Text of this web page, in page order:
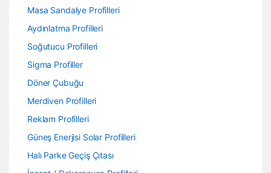
Masa Sandalye Profilleri
Aydınlatma Profilleri
Soğutucu Profilleri
Sigma Profiller
Döner Çubuğu
Merdiven Profilleri
Reklam Profilleri
Güneş Enerjisi Solar Profilleri
Halı Parke Geçiş Çıtası